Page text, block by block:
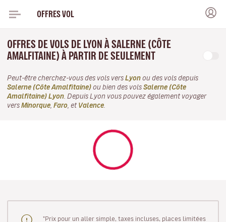
OFFRES VOL
OFFRES DE VOLS DE LYON À SALERNE (CÔTE
AMALFITAINE) À PARTIR DE SEULEMENT
Peut-être cherchez-vous des vols vers Lyon ou des vols depuis
Salerne (Côte Amalfitaine) ou bien des vols Salerne (Côte
Amalfitaine) Lyon . Depuis Lyon vous pouvez également voyager
vers Minorque Faro , et Valence
"Prix pour un aller simple, taxes incluses, places limitées